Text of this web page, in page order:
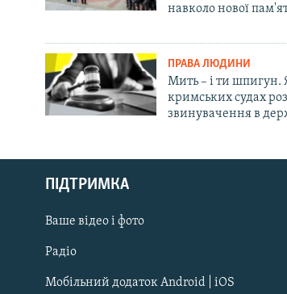
Русский
Qırımtatar
ДОЛУЧАЙСЯ!
навколо нової
ПРАВА ЛЮДИНИ
Мить – і ти шпигун.
кримських судах
звинувачення в
ПІДТРИМКА
Ваше відео і фото
Радіо
Мобільний додаток Android | iOS